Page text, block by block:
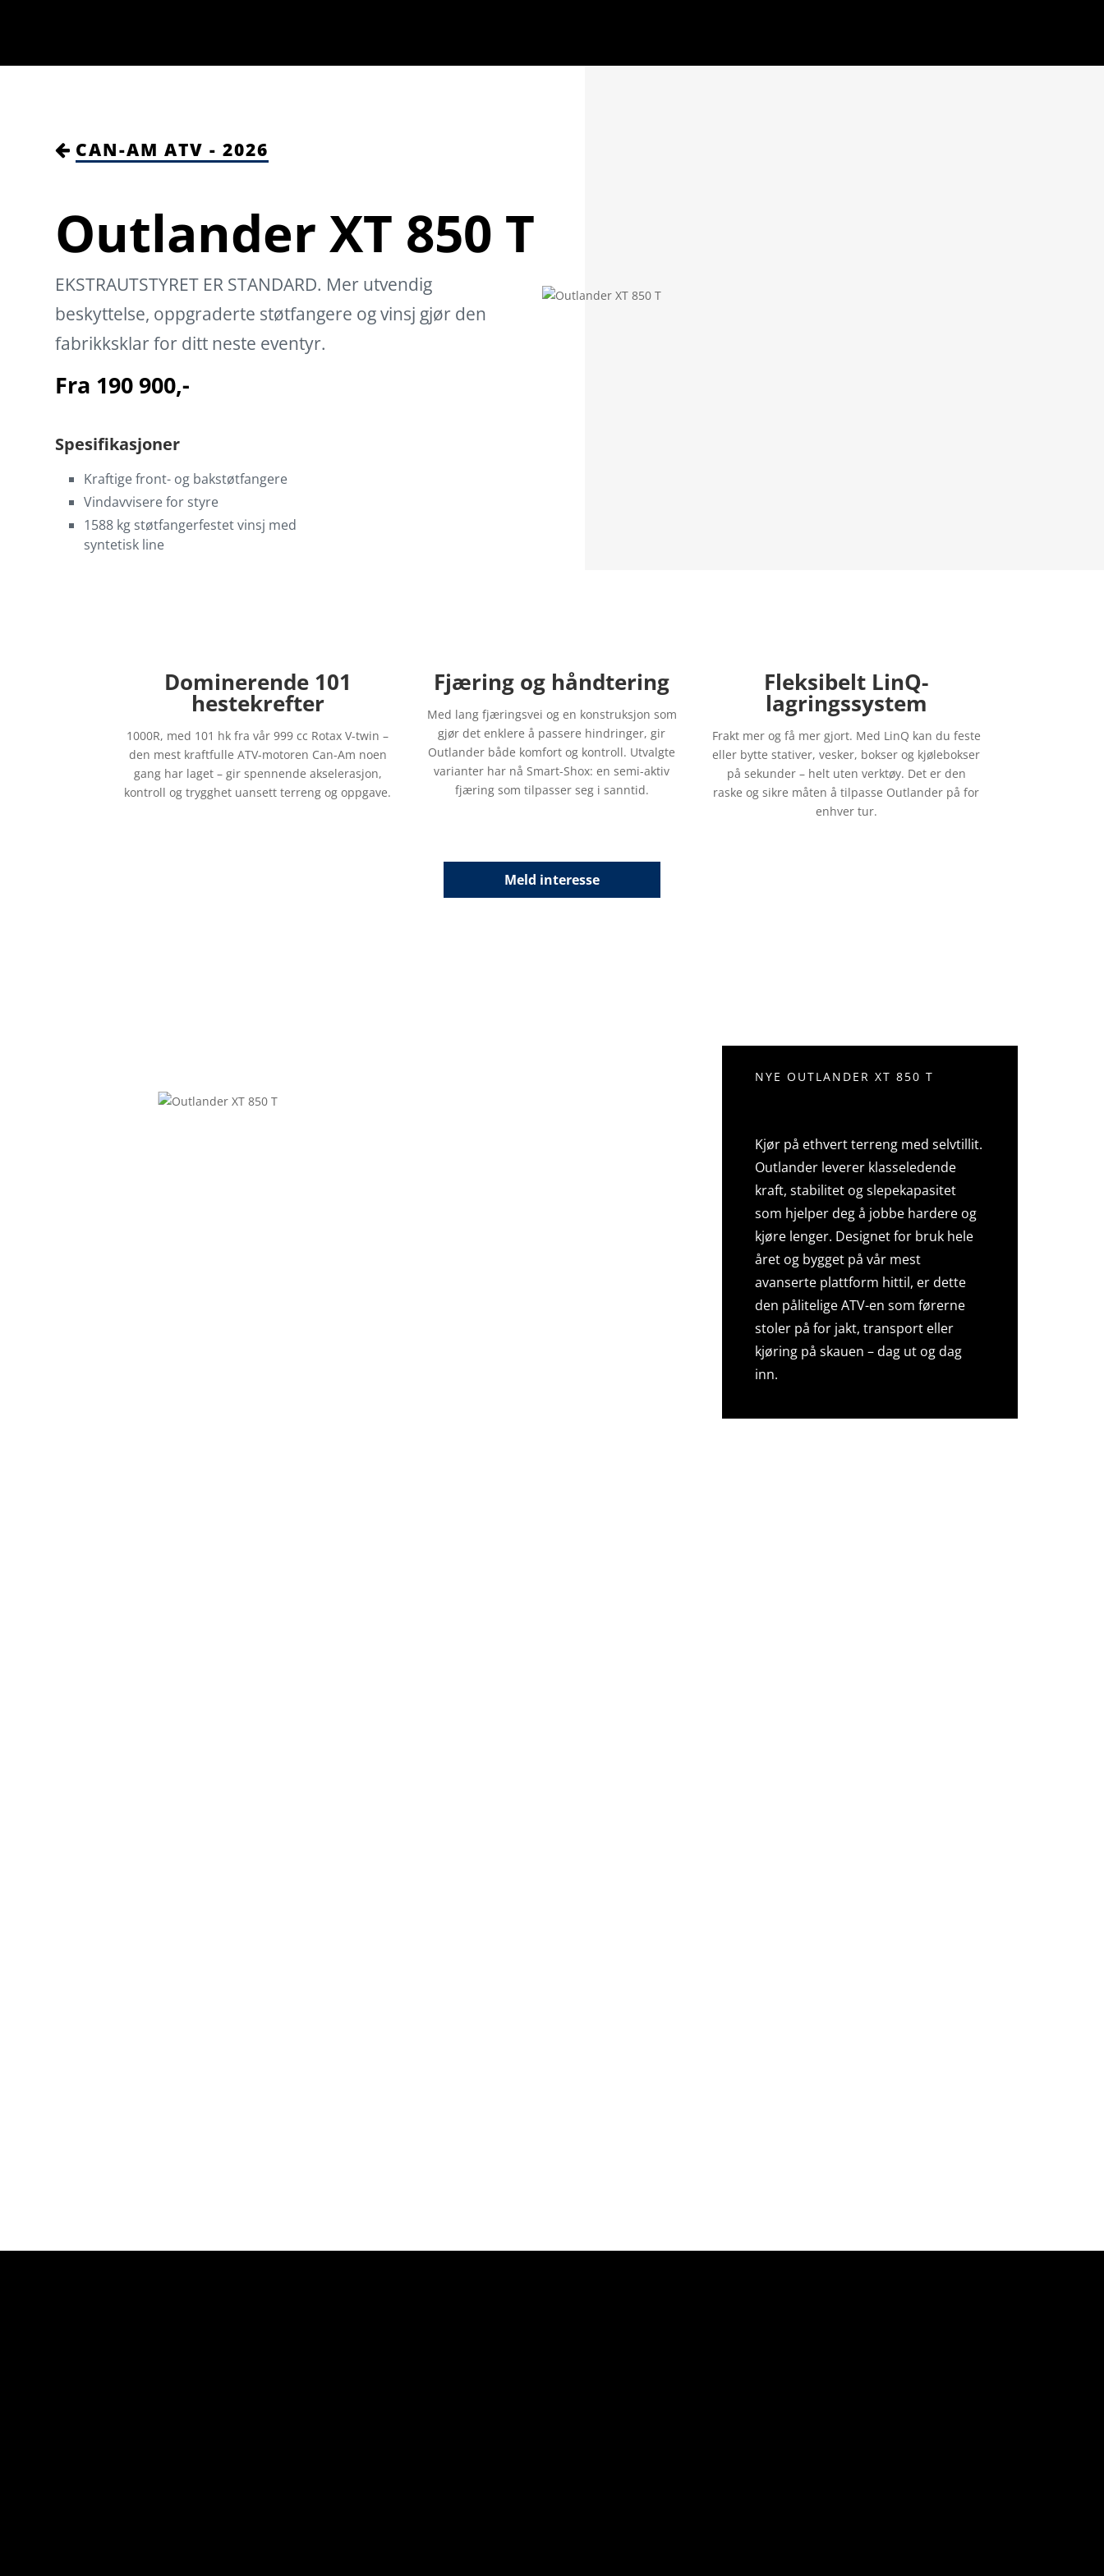
CAN-AM ATV - 2026
Outlander XT 850 T
EKSTRAUTSTYRET ER STANDARD. Mer utvendig
beskyttelse, oppgraderte støtfangere og vinsj gjør den
fabrikksklar for ditt neste eventyr.
Fra 190 900,-
Spesifikasjoner
Kraftige front- og bakstøtfangere
Vindavvisere for styre
1588 kg støtfangerfestet vinsj med
syntetisk line
Dominerende 101
hestekrefter
1000R, med 101 hk fra vår 999 cc Rotax V-twin –
den mest kraftfulle ATV-motoren Can-Am noen
gang har laget – gir spennende akselerasjon,
kontroll og trygghet uansett terreng og oppgave.
Fjæring og håndtering
Med lang fjæringsvei og en konstruksjon som
gjør det enklere å passere hindringer, gir
Outlander både komfort og kontroll. Utvalgte
varianter har nå Smart-Shox: en semi-aktiv
fjæring som tilpasser seg i sanntid.
Fleksibelt LinQ-
lagringssystem
Frakt mer og få mer gjort. Med LinQ kan du feste
eller bytte stativer, vesker, bokser og kjølebokser
på sekunder – helt uten verktøy. Det er den
raske og sikre måten å tilpasse Outlander på for
enhver tur.
Meld interesse
NYE OUTLANDER XT 850 T
Kjør på ethvert terreng med selvtillit.
Outlander leverer klasseledende
kraft, stabilitet og slepekapasitet
som hjelper deg å jobbe hardere og
kjøre lenger. Designet for bruk hele
året og bygget på vår mest
avanserte plattform hittil, er dette
den pålitelige ATV-en som førerne
stoler på for jakt, transport eller
kjøring på skauen – dag ut og dag
inn.